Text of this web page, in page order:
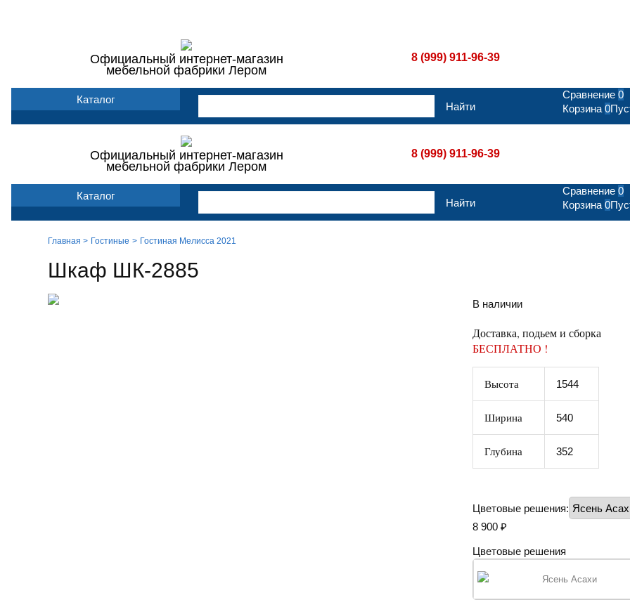
Официальный интернет-магазин
мебельной фабрики Лером
8 (999) 911-96-39
Каталог Сравнение 0
Корзина 0
Официальный интернет-магазин
мебельной фабрики Лером
8 (999) 911-96-39
Каталог Сравнение 0
Корзина 0
Главная > Гостиные Гостиная Мелисса 2021
Шкаф ШК-2885
В наличии
Доставка, подьем и сборка
БЕСПЛАТНО !
Высота 1544
Ширина 540
Глубина 352
Цветовые решения:
8 900 ₽
Цветовые решения
Ясень Асахи